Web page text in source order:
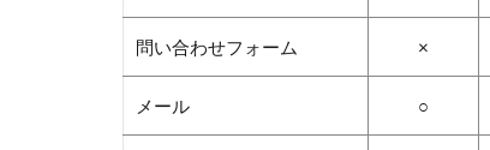
問い合わせフォーム ×
メール ○